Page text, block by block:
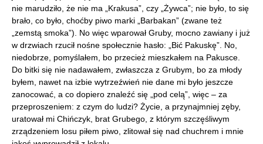
nie marudziło, że nie ma „Krakusa”, czy „Żywca”; nie było, to się
brało, co było, choćby piwo marki „Barbakan” (zwane też
„zemstą smoka”). No więc wparował Gruby, mocno zawiany i już
w drzwiach rzucił nośne społecznie hasło: „Bić Pakuskę”. No,
niedobrze, pomyślałem, bo przecież mieszkałem na Pakusce.
Do bitki się nie nadawałem, zwłaszcza z Grubym, bo za młody
byłem, nawet na izbie wytrzeźwień nie dane mi było jeszcze
zanocować, a co dopiero znaleźć się „pod celą”, więc – za
przeproszeniem: z czym do ludzi? Życie, a przynajmniej zęby,
uratował mi Chińczyk, brat Grubego, z którym szczęśliwym
zrządzeniem losu piłem piwo, zlitował się nad chuchrem i mnie